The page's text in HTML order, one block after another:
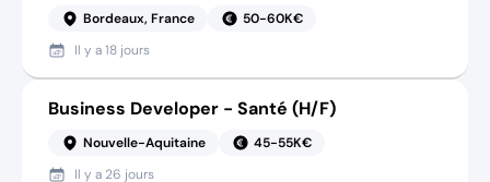
Bordeaux, France
50-60K€
Il y a18 jours
Business Developer - Santé (H/F)
Nouvelle-Aquitaine
45-55K€
Il y a 26 jours